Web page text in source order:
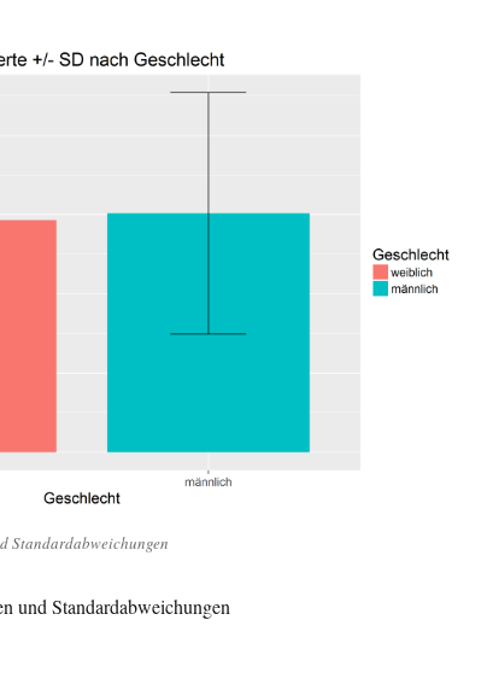
Standardabweichungen
und Standardabweichungen